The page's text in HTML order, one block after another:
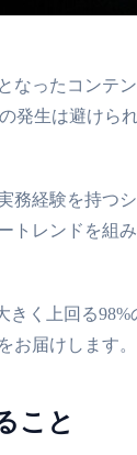
なったコンテ
発生は避けら
務経験を持つ
トレンドを組
きく上回る
お届けします。
こと